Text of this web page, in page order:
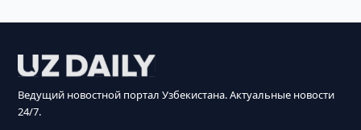
Ведущий новостной портал Узбекистана. Актуальные новости
24/7.